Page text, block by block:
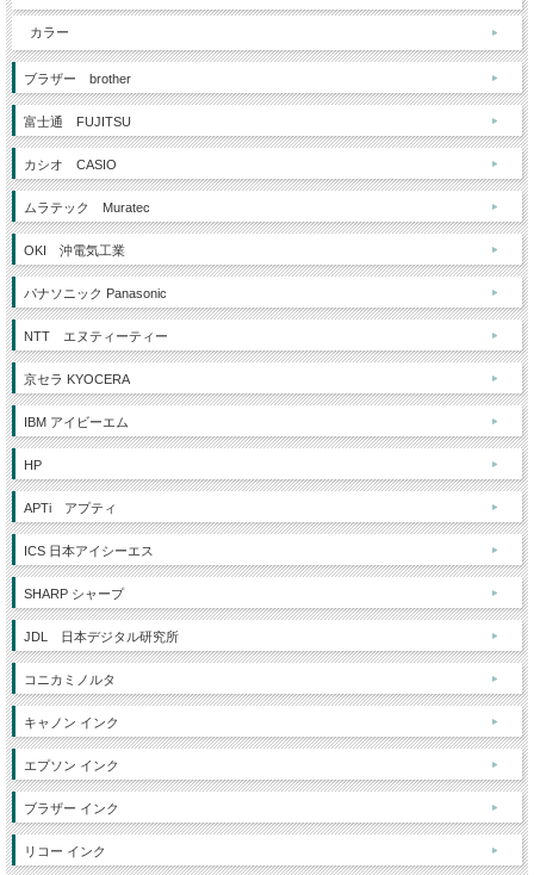
カラー
ブラザー brother
富士通 FUJITSU
カシオ CASIO
ムラテック Muratec
OKI 沖電気工業
パナソニック Panasonic
NTT エヌティーティー
京セラ KYOCERA
IBM アイビーエム
HP
APTi アプティ
ICS 日本アイシーエス
SHARP シャープ
JDL 日本デジタル研究所
コニカミノルタ
キャノン インク
エプソン インク
ブラザー インク
リコー インク